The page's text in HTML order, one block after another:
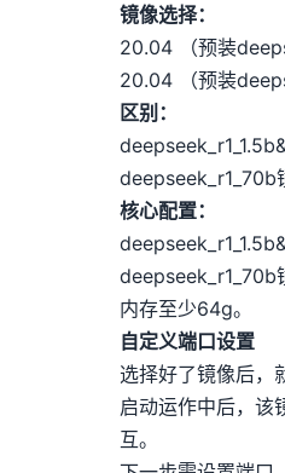
镜像选择：
20.04 （预装
20.04 （预装
区别：
deepseek_r1_70b
核心配置：
deepseek_r1_70b
内存至少64g。
自定义端口设置
选择好了镜像后，
启动运作中后，该
互。